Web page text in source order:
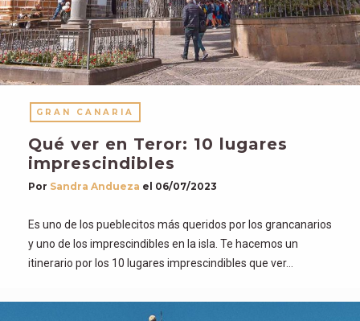
GRAN CANARIA
Qué ver en Teror: 10 lugares
imprescindibles
Por Sandra Andueza el 06/07/2023
Es uno de los pueblecitos más queridos por los grancanarios
y uno de los imprescindibles en la isla. Te hacemos un
itinerario por los 10 lugares imprescindibles que ver…